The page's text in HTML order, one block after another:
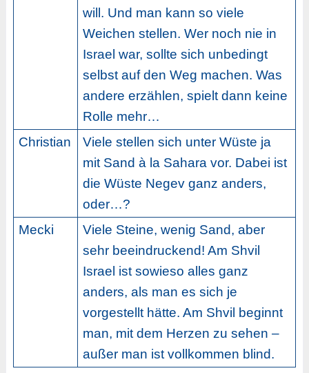
will. Und man kann so viele
Weichen stellen. Wer noch nie in
Israel war, sollte sich unbedingt
selbst auf den Weg machen. Was
andere erzählen, spielt dann keine
Rolle mehr…
Christian
Viele stellen sich unter Wüste ja
mit Sand à la Sahara vor. Dabei ist
die Wüste Negev ganz anders,
oder…?
Mecki
Viele Steine, wenig Sand, aber
sehr beeindruckend! Am Shvil
Israel ist sowieso alles ganz
anders, als man es sich je
vorgestellt hätte. Am Shvil beginnt
man, mit dem Herzen zu sehen –
außer man ist vollkommen blind.